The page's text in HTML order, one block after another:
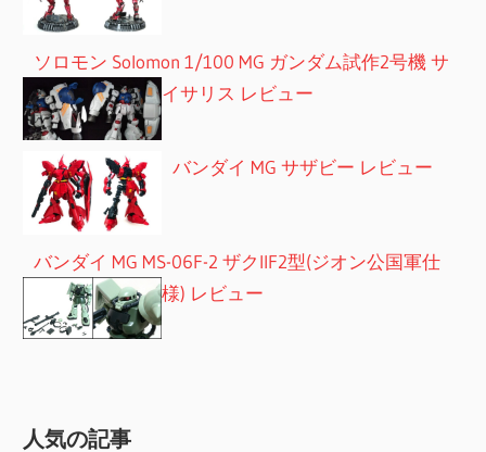
ソロモン Solomon 1/100 MG ガンダム試作2号機 サ
イサリス レビュー
バンダイ MG サザビー レビュー
バンダイ MG MS-06F-2 ザクIIF2型(ジオン公国軍仕
様) レビュー
人気の記事